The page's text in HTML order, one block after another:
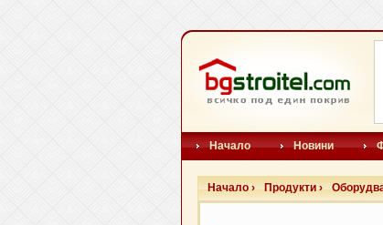
Начало Новини
Начало › Продукти ›